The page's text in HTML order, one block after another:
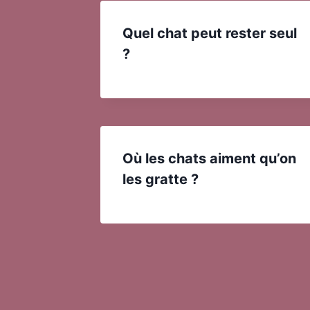
Quel chat peut rester seul
?
Où les chats aiment qu’on
les gratte ?